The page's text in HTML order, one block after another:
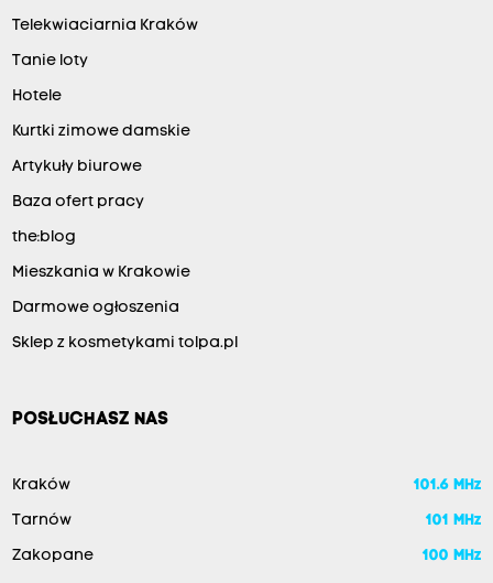
Telekwiaciarnia Kraków
Tanie loty
Hotele
Kurtki zimowe damskie
Artykuły biurowe
Baza ofert pracy
the:blog
Mieszkania w Krakowie
Darmowe ogłoszenia
Sklep z kosmetykami tolpa.pl
POSŁUCHASZ NAS
Kraków 101.6 MHz
Tarnów 101 MHz
Zakopane 100 MHz